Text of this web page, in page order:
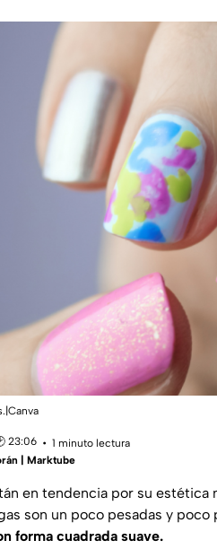
23:06
1 minuto lectura
| Marktube
en tendencia por su estética
son un poco pesadas y
forma cuadrada suave.